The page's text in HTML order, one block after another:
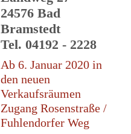
24576 Bad
Bramstedt
Tel. 04192 - 2228
Ab 6. Januar 2020 in
den neuen
Verkaufsräumen
Zugang Rosenstraße /
Fuhlendorfer Weg